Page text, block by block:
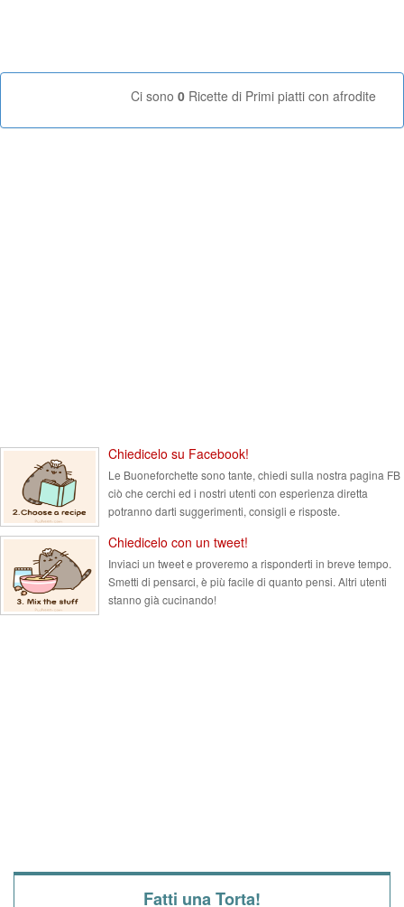
Ci sono 0 Ricette di Primi piatti con afrodite
Chiedicelo su Facebook!
Le Buoneforchette sono tante, chiedi sulla nostra pagina FB
ciò che cerchi ed i nostri utenti con esperienza diretta
potranno darti suggerimenti, consigli e risposte.
Chiedicelo con un tweet!
Inviaci un tweet e proveremo a risponderti in breve tempo.
Smetti di pensarci, è più facile di quanto pensi. Altri utenti
stanno già cucinando!
Fatti una Torta!